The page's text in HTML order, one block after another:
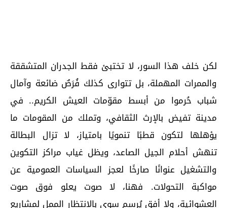
لكن خلف هذا السور، لا تختبئ فقط الجدران المتشققة
والممرات المهملة، بل تتوارى كذلك فُرَصٌ ضائعة وآمال
شباب حُرموا من أبسط مقوّمات العيش الكريم.. في
مدينة تفيض بالإرث الثقافي، وتملك من المقومات ما
يؤهلها لتكون قطبًا تنمويًا بامتياز، لا تزال البطالة
تنهش أحلام الجيل الصاعد، ويظل غياب مراكز التكوين
والتشغيل عنوانًا صارخًا لعجز السياسات العمومية عن
مواكبة التحولات. فهنا، لا صوت يعلو فوق صوت
العشوائية، ولا أفق يُرسم سوى بالانتظار الممل لمشاريع